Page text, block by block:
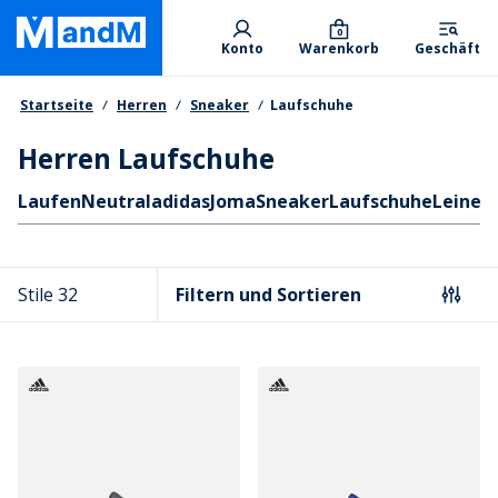
Skip
main
content
Primary departments
Konto Warenkorb
0
Geschäft
Brotkrumen
Startseite Herren Sneaker Laufschuhe
Herren Laufschuhe
Schnellzugriff
LaufenNeutraladidasJomaSneakerLaufschuhe
Stile 32 Filtern und Sortieren